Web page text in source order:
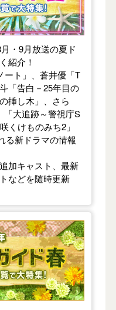
・9月放送の夏ド
紹介！
ート」、蒼井優「T
「告白－25年目の
挿し木」、さら
「大追跡～警視庁S
くけものみち2」
る新ドラマの情報
加キャスト、最新
などを随時更新
イド